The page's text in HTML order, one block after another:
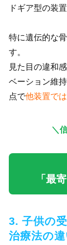
ドギア型の装置
特に遺伝的な
す。
見た目の違和
ベーション維
点で他装置で
＼
「最
3. 子供の
治療法の